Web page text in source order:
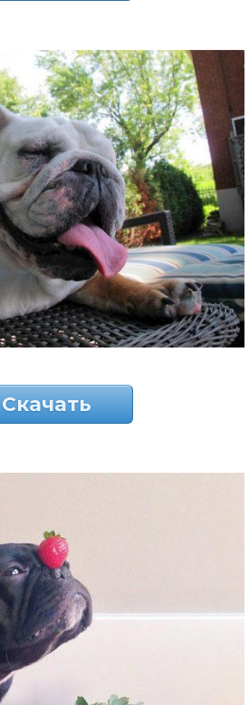
Скачать